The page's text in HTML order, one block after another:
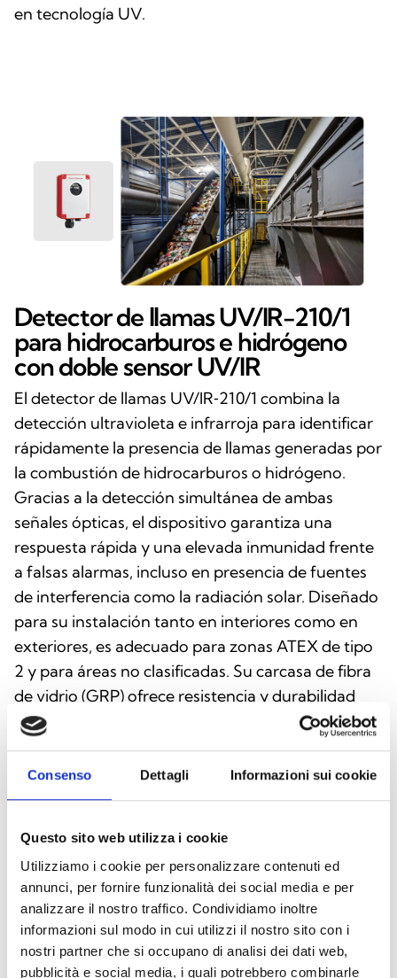
Consenso Dettagli Informazioni sui cookie
Questo sito web utilizza i cookie
Utilizziamo i cookie per personalizzare contenuti ed
annunci, per fornire funzionalità dei social media e per
analizzare il nostro traffico. Condividiamo inoltre
informazioni sul modo in cui utilizzi il nostro sito con i
nostri partner che si occupano di analisi dei dati web,
pubblicità e social media, i quali potrebbero combinarle
en tecnología UV.
Detector de llamas UV/IR-210/1
para hidrocarburos e hidrógeno
con doble sensor UV/IR
El detector de llamas UV/IR‑210/1 combina la
detección ultravioleta e infrarroja para identificar
rápidamente la presencia de llamas generadas por
la combustión de hidrocarburos o hidrógeno.
Gracias a la detección simultánea de ambas
señales ópticas, el dispositivo garantiza una
respuesta rápida y una elevada inmunidad frente
a falsas alarmas, incluso en presencia de fuentes
de interferencia como la radiación solar. Diseñado
para su instalación tanto en interiores como en
exteriores, es adecuado para zonas ATEX de tipo
2 y para áreas no clasificadas. Su carcasa de fibra
de vidrio (GRP) ofrece resistencia y durabilidad
incluso en condiciones ambientales adversas. La
integración en sistemas de detección y alarma
contra incendios es sencilla gracias a la salida de
4–20 mA y a la presencia de relés de alarma y
solución fiable y eficaz para la protección contra
incendios en entornos industriales de alto riesgo.
INTEGRACIÓN Y OPCIONES